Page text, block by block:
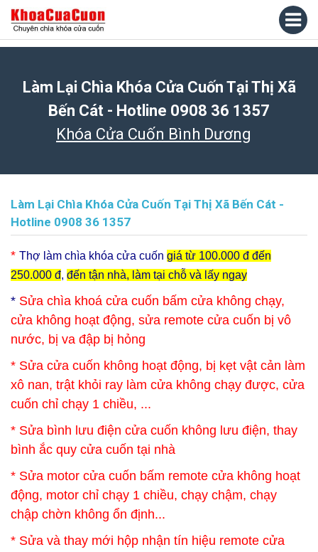
Làm Lại Chìa Khóa Cửa Cuốn Tại Thị Xã
Bến Cát - Hotline 0908 36 1357
Khóa Cửa Cuốn Bình Dương
Làm Lại Chìa Khóa Cửa Cuốn Tại Thị Xã Bến Cát -
Hotline 0908 36 1357
* Thợ làm chìa khóa cửa cuốn giá từ 100.000 đ đến
250.000 đ, đến tận nhà, làm tại chỗ và lấy ngay
* Sửa chìa khoá cửa cuốn bấm cửa không chạy,
cửa không hoạt động, sửa remote cửa cuốn bị vô
nước, bị va đập bị hỏng
* Sửa cửa cuốn không hoạt động, bị kẹt vật cản làm
xô nan, trật khỏi ray làm cửa không chạy được, cửa
cuốn chỉ chạy 1 chiều, ...
* Sửa bình lưu điện cửa cuốn không lưu điện, thay
bình ắc quy cửa cuốn tại nhà
* Sửa motor cửa cuốn bấm remote cửa không hoạt
động, motor chỉ chạy 1 chiều, chạy chậm, chạy
chập chờn không ổn định...
* Sửa và thay mới hộp nhận tín hiệu remote cửa